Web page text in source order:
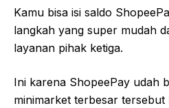
Kamu bisa isi saldo
langkah yang super mudah
layanan pihak ketiga.
Ini karena ShopeePay udah
minimarket terbesar